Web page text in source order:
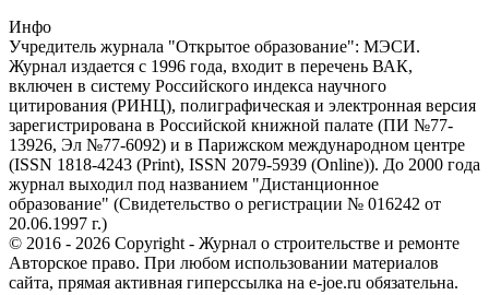
Инфо
Учредитель журнала "Открытое образование": МЭСИ.
Журнал издается с 1996 года, входит в перечень ВАК,
включен в систему Российского индекса научного
цитирования (РИНЦ), полиграфическая и электронная версия
зарегистрирована в Российской книжной палате (ПИ №77-
13926, Эл №77-6092) и в Парижском международном центре
(ISSN 1818-4243 (Print), ISSN 2079-5939 (Online)). До 2000 года
журнал выходил под названием "Дистанционное
образование" (Свидетельство о регистрации № 016242 от
20.06.1997 г.)
© 2016 - 2026 Copyright - Журнал о строительстве и ремонте
Авторское право. При любом использовании материалов
сайта, прямая активная гиперссылка на e-joe.ru обязательна.